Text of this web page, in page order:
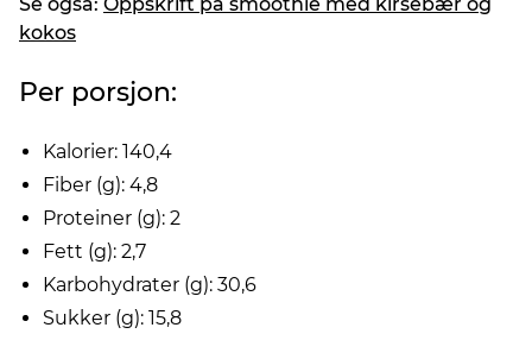
kokos
Per porsjon:
Kalorier: 140,4
Fiber (g): 4,8
Proteiner (g): 2
Fett (g): 2,7
Karbohydrater (g): 30,6
Sukker (g): 15,8